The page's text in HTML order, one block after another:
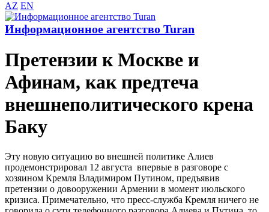
AZ EN
Информационное агентство Turan
Претензии к Москве и
Афинам, как предтеча
внешнеполитического крена
Баку
Эту новую ситуацию во внешней политике Алиев
продемонстрировал 12 августа впервые в разговоре с
хозяином Кремля Владимиром Путином, предъявив
претензии о довооружении Армении в момент июльского
кризиса. Примечательно, что пресс-служба Кремля ничего не